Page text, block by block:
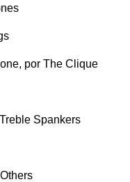
, por The Clique
Spankers